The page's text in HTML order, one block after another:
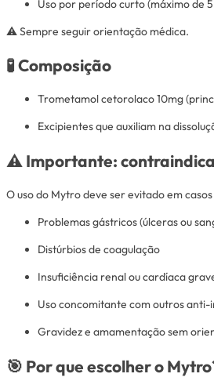
Uso por período curto (máximo de
⚠️ Sempre seguir orientação médica.
🧪 Composição
Trometamol cetorolaco 10mg
Excipientes que auxiliam na
⚠️ Importante:
O uso do Mytro deve ser evitado em
Problemas gástricos (úlceras ou
Distúrbios de coagulação
Insuficiência renal ou cardíaca
Uso concomitante com outros
Gravidez e amamentação sem
🎯 Por que escolher o